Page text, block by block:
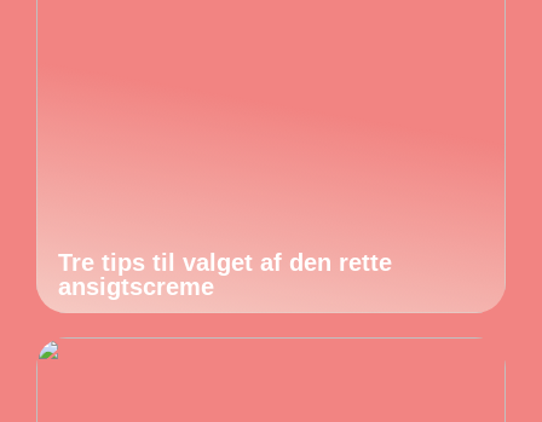
Tre tips til valget af den rette
ansigtscreme